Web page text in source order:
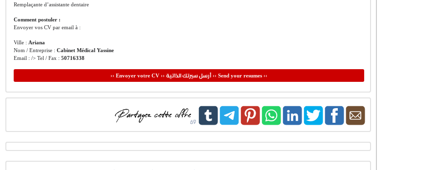
Remplaçante d’assistante dentaire
Comment postuler :
Envoyer vos CV par email à :
Ville : Ariana
Nom / Entreprise : Cabinet Médical Yassine
Email : /> Tel / Fax : 50716338
›› Envoyer votre CV ›› أرسل سيرتك الذاتية‹‹ Send your resumes ‹‹